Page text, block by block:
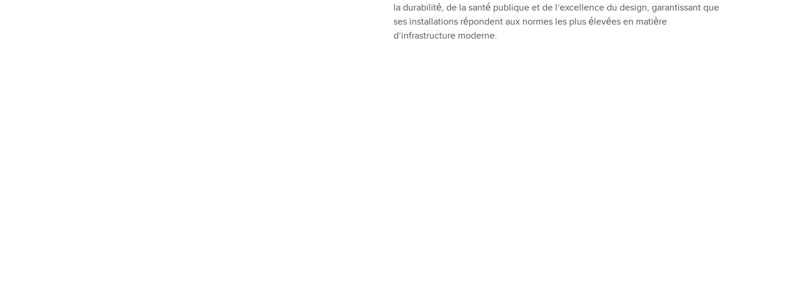
la durabilité, de la santé publique et de l’excellence du design, garantissant que
ses installations répondent aux normes les plus élevées en matière
d’infrastructure moderne.